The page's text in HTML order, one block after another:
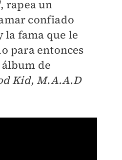
rapea un
confiado
la fama que le
para entonces
de
Kid, M.A.A.D